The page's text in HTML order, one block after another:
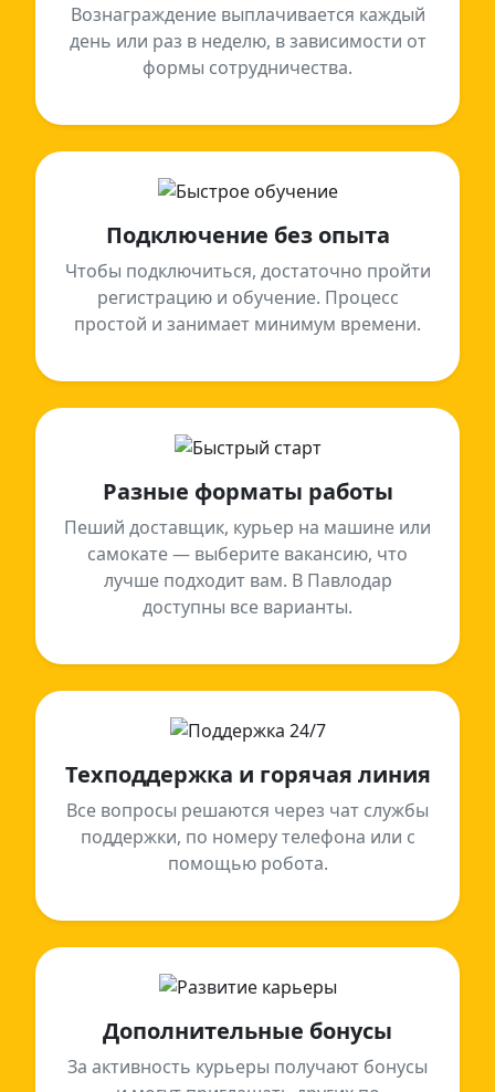
Вознаграждение выплачивается каждый
день или раз в неделю, в зависимости от
формы сотрудничества.
Подключение без опыта
Чтобы подключиться, достаточно пройти
регистрацию и обучение. Процесс
простой и занимает минимум времени.
Разные форматы работы
Пеший доставщик, курьер на машине или
самокате — выберите вакансию, что
лучше подходит вам. В Павлодар
доступны все варианты.
Техподдержка и горячая линия
Все вопросы решаются через чат службы
поддержки, по номеру телефона или с
помощью робота.
Дополнительные бонусы
За активность курьеры получают бонусы